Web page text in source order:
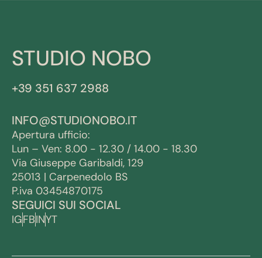
STUDIO NOBO
+39 351 637 2988
INFO@STUDIONOBO.IT
Apertura ufficio:
Lun – Ven: 8.00 - 12.30 / 14.00 - 18.30
Via Giuseppe Garibaldi, 129
25013 | Carpenedolo BS
P.iva 03454870175
SEGUICI SUI SOCIAL
IGFBINYT